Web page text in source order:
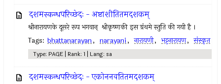
दशमस्कन्धपरिच्छेदः - अष्टाशीतितमदशकम्
श्रीनारायणके दूसरे रूप भगवान् ‍ श्रीकृष्णकी इस ग्रंथमे स्तुति की गयी है ।
Tags: bhattanarayan, narayani, नारायणी, भट्टनारायण, संस्कृत
Type: PAGE | Rank: 1 | Lang: sa
दशमस्कन्धपरिच्छेदः - एकोननवतितमदशकम्